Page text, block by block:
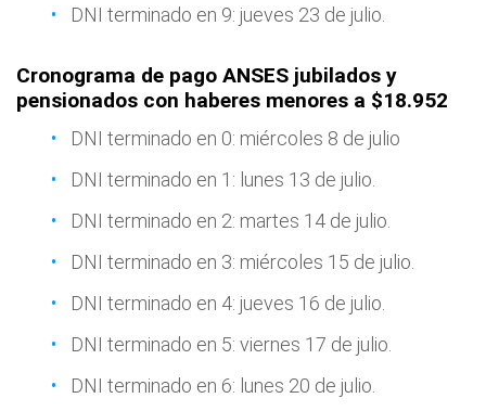
DNI terminado en 9: jueves 23 de julio.
Cronograma de pago ANSES jubilados y
pensionados con haberes menores a $18.952
DNI terminado en 0: miércoles 8 de julio
DNI terminado en 1: lunes 13 de julio.
DNI terminado en 2: martes 14 de julio.
DNI terminado en 3: miércoles 15 de julio.
DNI terminado en 4: jueves 16 de julio.
DNI terminado en 5: viernes 17 de julio.
DNI terminado en 6: lunes 20 de julio.